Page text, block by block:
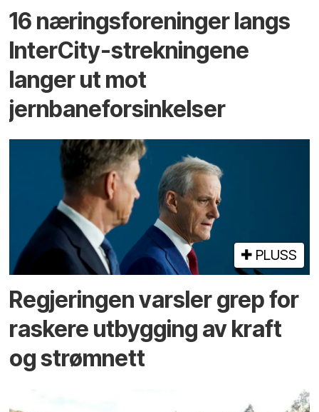
16 næringsforeninger langs
InterCity-strekningene
langer ut mot
jernbaneforsinkelser
PLUSS
Regjeringen varsler grep for
raskere utbygging av kraft
og strømnett